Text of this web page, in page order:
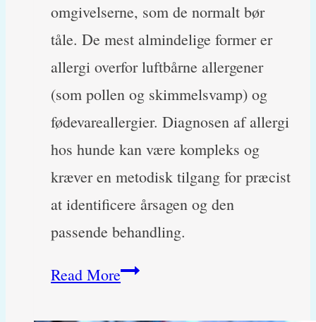
omgivelserne, som de normalt bør
tåle. De mest almindelige former er
allergi overfor luftbårne allergener
(som pollen og skimmelsvamp) og
fødevareallergier. Diagnosen af allergi
hos hunde kan være kompleks og
kræver en metodisk tilgang for præcist
at identificere årsagen og den
passende behandling.
Read MoreAllergi